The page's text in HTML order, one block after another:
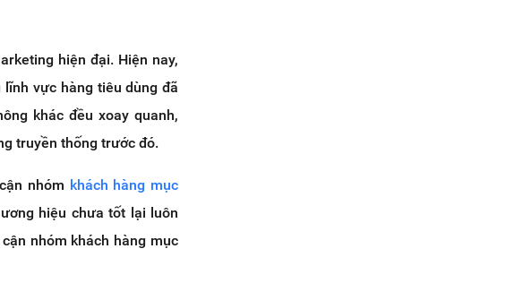
hiện đại. Hiện nay,
vực hàng tiêu dùng đã
khác đều xoay quanh,
truyền thống trước đó.
nhóm khách hàng mục
hiệu chưa tốt lại luôn
nhóm khách hàng mục